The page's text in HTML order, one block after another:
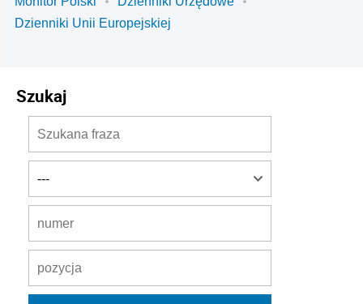
Dzienniki Unii Europejskiej
Szukaj